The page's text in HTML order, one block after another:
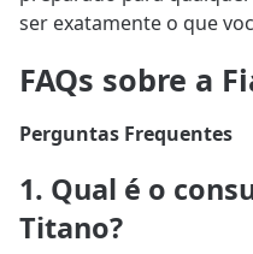
ser exatamente o que
FAQs sobre a
Perguntas Frequentes
1. Qual é o
Titano?